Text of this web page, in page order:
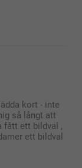
lite högre –
personliga
dina spelkort!
kort - inte
så långt att
fått ett bildval ,
ett bildval